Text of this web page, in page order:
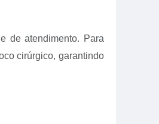
de atendimento. Para
cirúrgico, garantindo